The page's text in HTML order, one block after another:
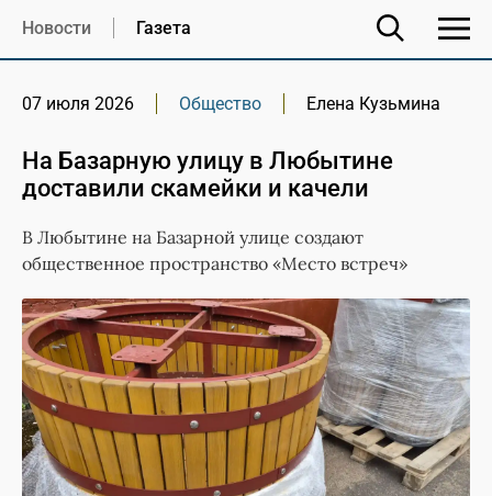
Новости Газета
07 июля 2026 Общество Елена Кузьмина
На Базарную улицу в Любытине
доставили скамейки и качели
В Любытине на Базарной улице создают
общественное пространство «Место встреч»